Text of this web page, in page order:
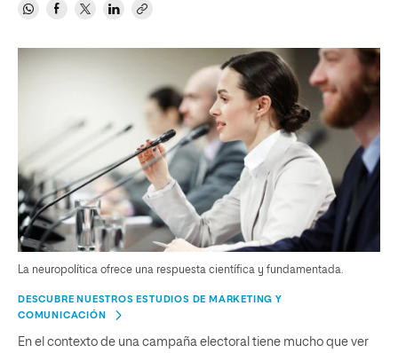
La neuropolítica ofrece una respuesta científica y fundamentada.
DESCUBRE NUESTROS ESTUDIOS DE MARKETING Y
COMUNICACIÓN
En el contexto de una campaña electoral tiene mucho que ver